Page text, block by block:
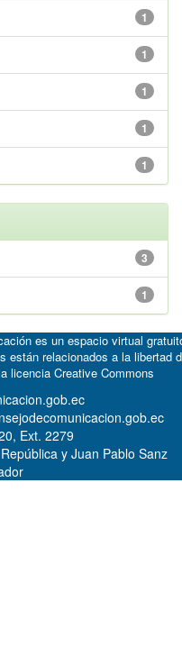
1
1
1
1
1
3
1
es un espacio virtual
están relacionados a la libertad
licencia Creative Commons
Ext. 2279
y Juan Pablo Sanz